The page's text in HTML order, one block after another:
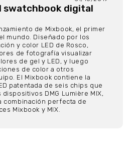
swatchbook digital
de Mixbook, el primer
mundo. Diseñado por los
y color LED de Rosco,
de fotografía visualizar
de gel y LED, y luego
de color a otros
El Mixbook contiene la
patentada de seis chips que
DMG Lumière MIX,
combinación perfecta de
Mixbook y MIX.